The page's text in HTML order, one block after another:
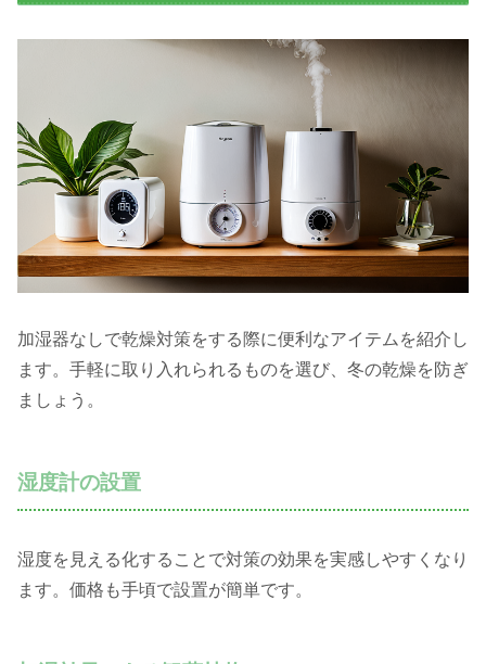
加湿器なしで乾燥対策をする際に便利なアイテムを紹介し
ます。手軽に取り入れられるものを選び、冬の乾燥を防ぎ
ましょう。
湿度計の設置
湿度を見える化することで対策の効果を実感しやすくなり
ます。価格も手頃で設置が簡単です。